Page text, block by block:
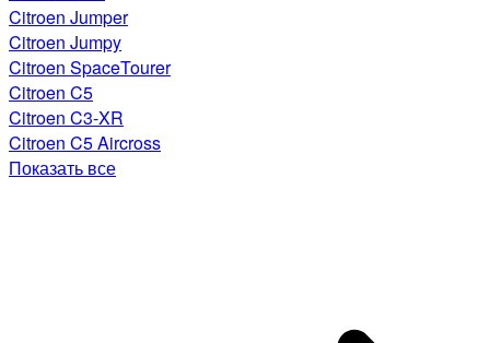
Citroen Jumper
Citroen Jumpy
Citroen SpaceTourer
Citroen C5
Citroen C3-XR
Citroen C5 Aircross
Показать все